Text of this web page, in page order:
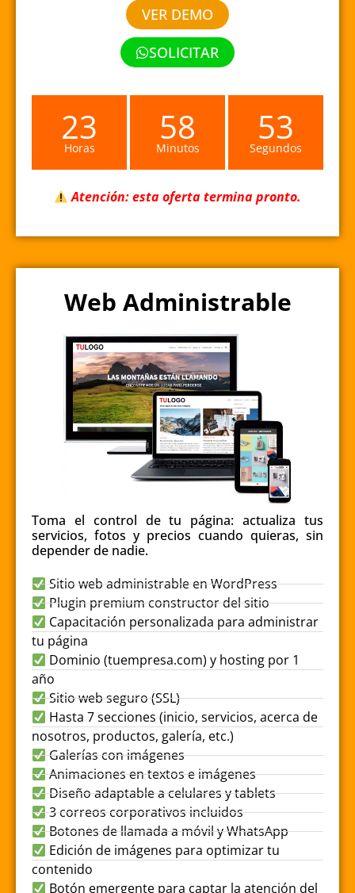
VER DEMO
SOLICITAR
23
Horas 58
Minutos 53
Segundos
Atención: esta oferta termina pronto.
Web Administrable
Toma el control de tu página: actualiza tus
servicios, fotos y precios cuando quieras, sin
depender de nadie.
Sitio web administrable en WordPress
Plugin premium constructor del sitio
Capacitación personalizada para administrar
tu página
Dominio (tuempresa.com) y hosting por 1
año
Sitio web seguro (SSL)
Hasta 7 secciones (inicio, servicios, acerca de
nosotros, productos, galería, etc.)
Galerías con imágenes
Animaciones en textos e imágenes
Diseño adaptable a celulares y tablets
3 correos corporativos incluidos
Botones de llamada a móvil y WhatsApp
Edición de imágenes para optimizar tu
contenido
Botón emergente para captar la atención del